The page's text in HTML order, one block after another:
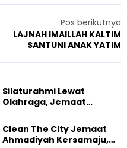
Pos berikutnya
LAJNAH IMAILLAH KALTIM
SANTUNI ANAK YATIM
Silaturahmi Lewat
Olahraga, Jemaat
Meriahkan Event Lari
Clean The City Jemaat
Ahmadiyah Kersamaju,